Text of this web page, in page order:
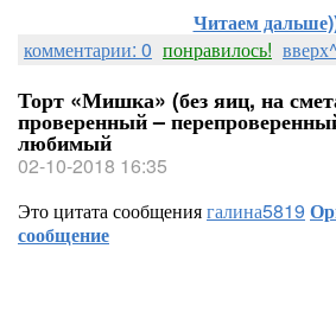
Читаем
комментарии: 0 понравилось! вверх^
Торт «Мишка» (без яиц, на
проверенный –
любимый
02-10-2018 16:35
Это цитата сообщениягалина5819
сообщение